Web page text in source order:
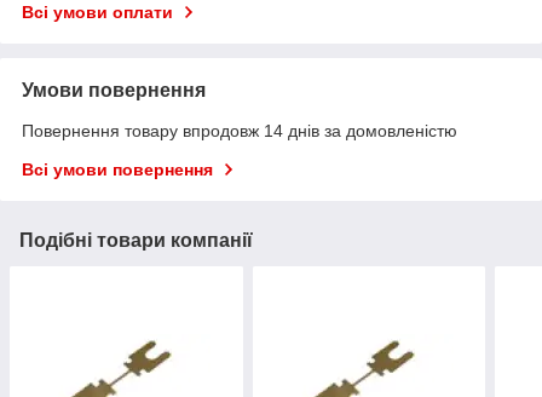
Всі умови оплати
Умови повернення
Повернення товару впродовж 14 днів за домовленістю
Всі умови повернення
Подібні товари компанії